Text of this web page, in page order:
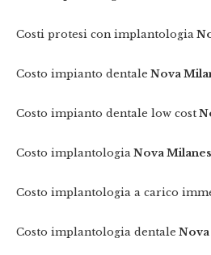
Costi protesi con implantologia
Costo impianto dentale Nova
Costo impianto dentale low cost
Costo implantologia Nova
Costo implantologia a carico
Costo implantologia dentale Nova